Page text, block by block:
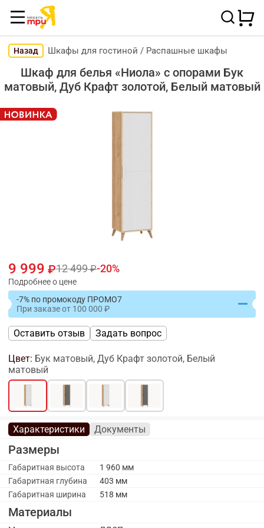
Назад Шкафы для гостиной / Распашные шкафы
Шкаф для белья «Ниола» с опорами Бук
матовый, Дуб Крафт золотой, Белый матовый
9 999 12 499 20
Подробнее о цене
-7% по промокоду ПРОМО7
При заказеот 100 000
Оставить отзыв Задать вопрос
Цвет: Бук матовый, Дуб Крафт золотой, Белый
матовый
Характеристики Документы
Размеры
Габаритная высота
1 960 мм
Габаритная глубина
403 мм
Габаритная ширина
518 мм
Материалы